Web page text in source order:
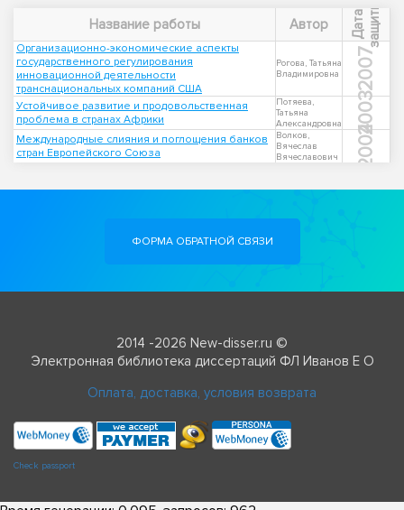
Название работы Автор Д
а
т
а
з
а
щ
и
т ы
Организационно-экономические аспекты
государственного регулирования
инновационной деятельности
транснациональных компаний США
Рогова, Татьяна
Владимировна
2007
Устойчивое развитие и продовольственная
проблема в странах Африки
Потяева,
Татьяна
Александровна
2003
Международные слияния и поглощения банков
стран Европейского Союза
Волков,
Вячеслав
Вячеславович
2004
ФОРМА ОБРАТНОЙ СВЯЗИ
2014 -2026 New-disser.ru ©
Электронная библиотека диссертаций ФЛ Иванов Е О
Оплата, доставка, условия возврата
Check passport